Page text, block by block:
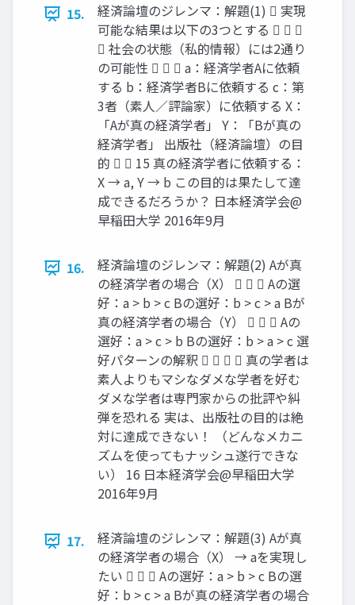
15.
経済論壇のジレンマ：解題(1)  実現
可能な結果は以下の3つとする   
 社会の状態（私的情報）には2通り
の可能性    a：経済学者Aに依頼
する b：経済学者Bに依頼する c：第
3者（素人／評論家）に依頼する X：
「Aが真の経済学者」 Y：「Bが真の
経済学者」 出版社（経済論壇）の目
的   15 真の経済学者に依頼する：
X → a, Y → b この目的は果たして達
成できるだろうか？ 日本経済学会@
早稲田大学 2016年9月
16.
経済論壇のジレンマ：解題(2) Aが真
の経済学者の場合（X）    Aの選
好：a > b > c Bの選好：b > c > a Bが
真の経済学者の場合（Y）    Aの
選好：a > c > b Bの選好：b > a > c 選
好パターンの解釈     真の学者は
素人よりもマシなダメな学者を好む
ダメな学者は専門家からの批評や糾
弾を恐れる 実は、出版社の目的は絶
対に達成できない！ （どんなメカニ
ズムを使ってもナッシュ遂行できな
い） 16 日本経済学会@早稲田大学
2016年9月
17.
経済論壇のジレンマ：解題(3) Aが真
の経済学者の場合（X） → aを実現し
たい    Aの選好：a > b > c Bの選
好：b > c > a Bが真の経済学者の場合